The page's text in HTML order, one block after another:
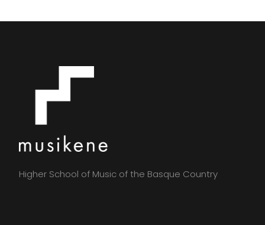
Higher School of Music of the Basque Country